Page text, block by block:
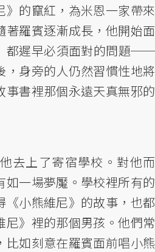
》的竄紅，為米恩一家帶來
著羅賓逐漸成長，他開始面
都遲早必須面對的問題──
，身旁的人仍然習慣性地將
事書裡那個永遠天真無邪的
去上了寄宿學校。對他而
如一場夢魘。學校裡所有的
《小熊維尼》的故事，也都
尼》裡的那個男孩。他們常
比如刻意在羅賓面前唱小熊